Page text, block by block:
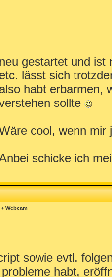
neu gestartet und ist
etc. lässt sich
also habt erbarmen,
sollte
cool, wenn mir
schicke ich
Webcam
sowie evtl.
habt,